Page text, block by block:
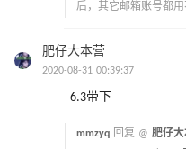
后，其它邮箱账号都用
肥仔大本营
2020-08-31 00:39:37
6.3带下
mmzyq 回复 @ 肥仔大